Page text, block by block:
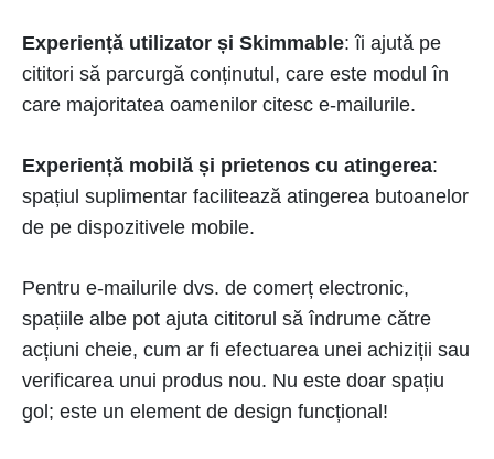
Experiență utilizator și Skimmable: îi ajută pe
cititori să parcurgă conținutul, care este modul în
care majoritatea oamenilor citesc e-mailurile.
Experiență mobilă și prietenos cu atingerea:
spațiul suplimentar facilitează atingerea butoanelor
de pe dispozitivele mobile.
Pentru e-mailurile dvs. de comerț electronic,
spațiile albe pot ajuta cititorul să îndrume către
acțiuni cheie, cum ar fi efectuarea unei achiziții sau
verificarea unui produs nou. Nu este doar spațiu
gol; este un element de design funcțional!